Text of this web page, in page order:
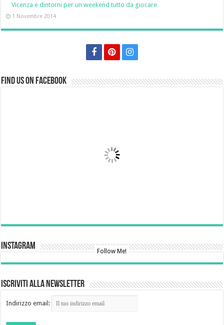
Vicenza e dintorni per un weekend tutto da giocare
1 Novembre 2014
Find us on Facebook
Instagram Follow Me!
Iscriviti alla newsletter
Indirizzo email: